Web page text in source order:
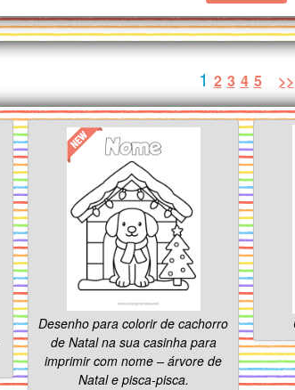
1 2 3 4 5 >>
Desenho para colorir de cachorro
de Natal na sua casinha para
imprimir com nome – árvore de
Natal e pisca-pisca.